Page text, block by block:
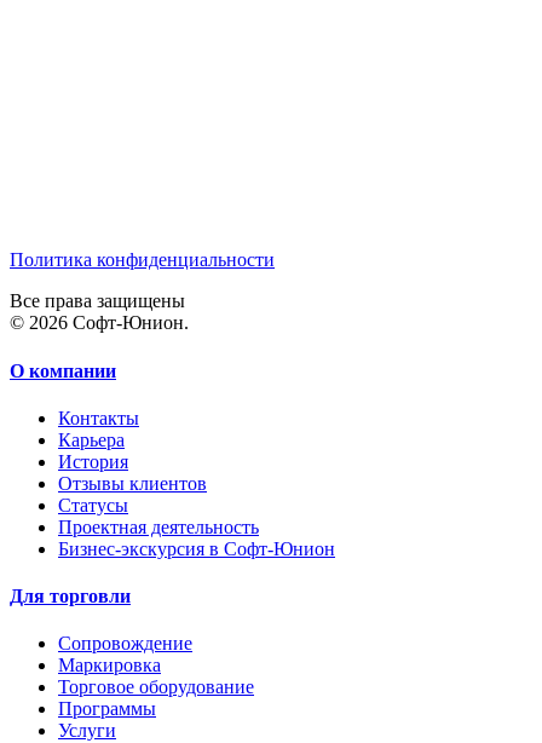
Политика конфиденциальности
Все права защищены
© 2026 Софт-Юнион.
О компании
Контакты
Карьера
История
Отзывы клиентов
Статусы
Проектная деятельность
Бизнес-экскурсия в Софт-Юнион
Для торговли
Сопровождение
Маркировка
Торговое оборудование
Программы
Услуги